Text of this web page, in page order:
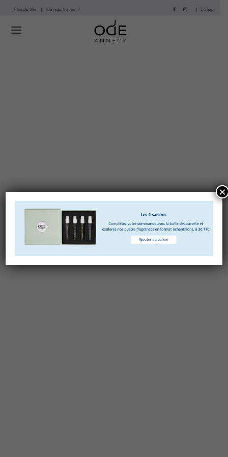
Plan du Site | Où nous trouver ? | E-Shop
×